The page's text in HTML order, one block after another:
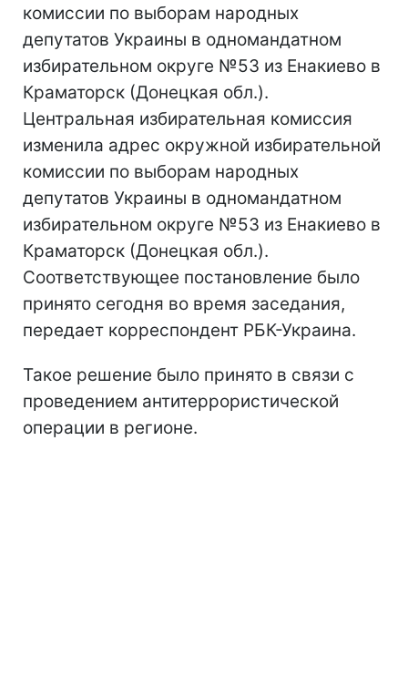
комиссии по выборам народных
депутатов Украины в одномандатном
избирательном округе №53 из Енакиево в
Краматорск (Донецкая обл.).
Центральная избирательная комиссия
изменила адрес окружной избирательной
комиссии по выборам народных
депутатов Украины в одномандатном
избирательном округе №53 из Енакиево в
Краматорск (Донецкая обл.).
Соответствующее постановление было
принято сегодня во время заседания,
передает корреспондент РБК-Украина.
Такое решение было принято в связи с
проведением антитеррористической
операции в регионе.